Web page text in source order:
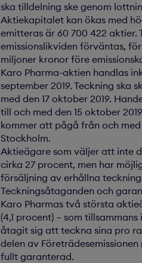
ska tilldelning ske genom
Aktiekapitalet kan ökas med
emitteras är 60 700 422
emissionslikviden förväntas,
miljoner kronor före
Karo Pharma-aktien handlas
september 2019. Teckning ska
med den 17 oktober 2019.
till och med den 15 oktober
kommer att pågå från och
Stockholm.
Aktieägare som väljer att inte
cirka 27 procent, men har
försäljning av erhållna
Teckningsåtaganden och
Karo Pharmas två största
(4,1 procent) – som
åtagit sig att teckna sina pro
delen av
fullt garanterad.